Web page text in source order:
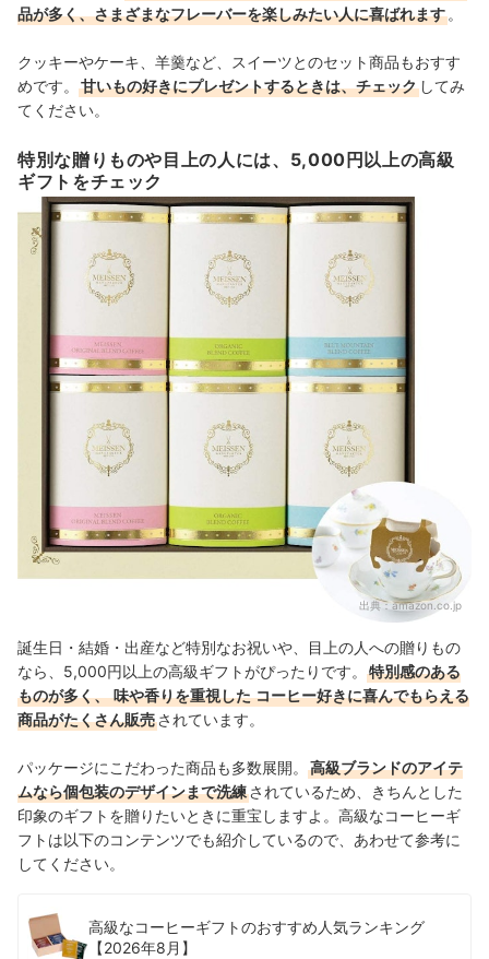
品が多く、さまざまなフレーバーを楽しみたい人に喜ばれます 。
クッキーやケーキ、羊羹など、スイーツとのセット商品もおすす
めです。
甘いもの好きにプレゼントするときは、チェック してみ
てください。
特別な贈りものや目上の人には、5,000円以上の高級
ギフトをチェック
出典：amazon.co.jp
誕生日・結婚・出産など特別なお祝いや、
目上の人への贈りもの
なら
、5,000円以上の高級ギフトがぴったりです。
特別感のある
ものが多く、 味や香りを重視した コーヒー好きに喜んでもらえる
商品がたくさん販売されています。
パッケージにこだわった商品も多数展開。
高級ブランドのアイテ
ムなら個包装のデザインまで洗練されているため、きちんとした
印象のギフトを贈りたいときに重宝しますよ。 高級なコーヒーギ
フトは以下のコンテンツでも紹介しているので、あわせて参考に
してください。
高級なコーヒーギフトのおすすめ人気ランキング
【2026年8月】